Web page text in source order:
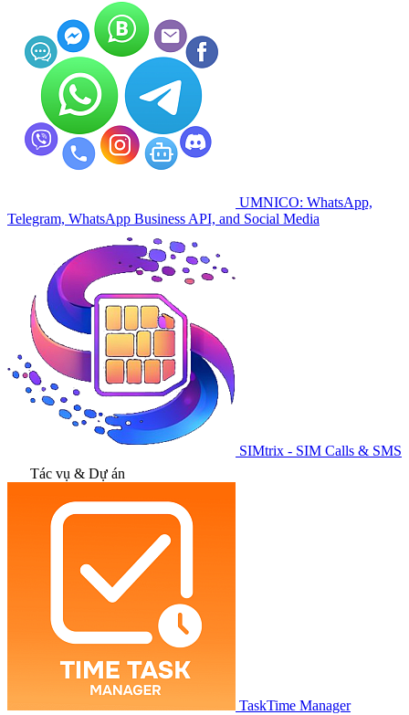
UMNICO: WhatsApp,
Telegram, WhatsApp Business API, and Social Media
SIMtrix - SIM Calls & SMS
Tác vụ & Dự án
TaskTime Manager